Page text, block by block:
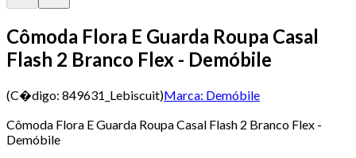
Cômoda Flora E Guarda Roupa Casal
Flash 2 Branco Flex - Demóbile
(C�digo: 849631_Lebiscuit)Marca: Demóbile
Cômoda Flora E Guarda Roupa Casal Flash 2 Branco Flex -
Demóbile